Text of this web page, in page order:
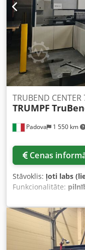
Padova 1 550 km
TRUBEND CENTER
TRUMPF
Cenas
Stāvoklis: ļoti labs
Funkcionalitāte:
locītājs modelis
gada maijā, iekārta
tostarp ACB lāzera
programmēšanas
Dcodpfxsyw Uggj Ai